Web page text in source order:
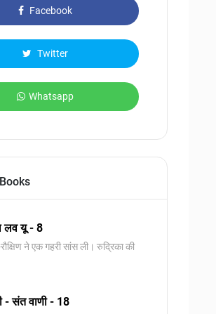
Facebook
Twitter
Whatsapp
लव यू - 8
ने एक गहरी सांस ली। रुद्रिका की
- संत वाणी - 18